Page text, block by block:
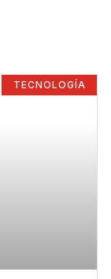
TECNOLOGÍA